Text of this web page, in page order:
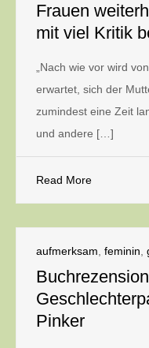
Frauen
mit viel Kritik
„Nach wie vor wird
erwartet, sich der
zumindest eine Zeit
und andere […]
Read More
aufmerksam feminin
Pinker